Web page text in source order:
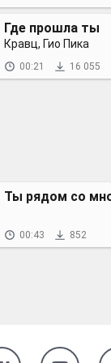
Где прошла ты
Кравц, Гио Пика
00:21 16 055
Ты рядом со
00:43 852